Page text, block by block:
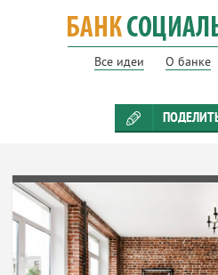
Все идеи О банке